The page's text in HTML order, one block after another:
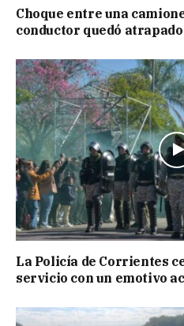
Choque entre una
conductor quedó atrapado
La Policía de Corrientes
servicio con un emotivo